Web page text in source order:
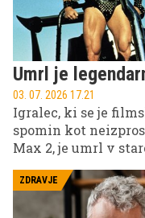
Umrl je
03. 07. 2026 17.21
Igralec, ki se je
spomin kot
Max 2, je umrl v
let pogumno
ZDRAVJE